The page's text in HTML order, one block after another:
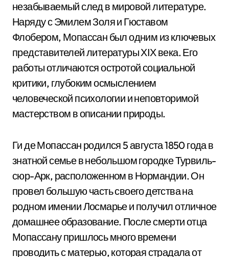
незабываемый след в мировой литературе.
Наряду с Эмилем Золя и Гюставом
Флобером, Мопассан был одним из ключевых
представителей литературы ХІХ века. Его
работы отличаются остротой социальной
критики, глубоким осмыслением
человеческой психологии и неповторимой
мастерством в описании природы.
Ги де Мопассан родился 5 августа 1850 года в
знатной семье в небольшом городке Турвиль-
сюр-Арк, расположенном в Нормандии. Он
провел большую часть своего детства на
родном имении Лосмарье и получил отличное
домашнее образование. После смерти отца
Мопассану пришлось много времени
проводить с матерью, которая страдала от